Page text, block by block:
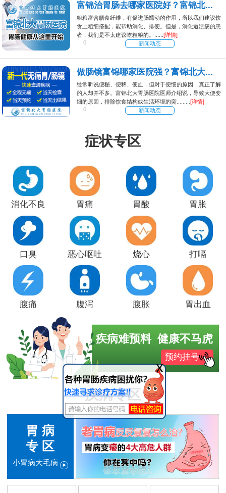
富锦治胃肠去哪家医院好？富锦北...
粗粮富含膳食纤维，有促进肠蠕动的作用，所以我们建议饮
食上粗细搭配，能帮助消化、排便。但是，消化道溃疡的患
者，我们是不太建议吃粗粮的。......[详情]
0
新闻动态
做肠镜富锦哪家医院强？富锦北大...
经常听说便秘、便稀、便血，但对于便细的原因，真正了解
的人却并不多。富锦北大胃肠医院医师介绍说，导致大便变
细的原因，排除饮食结构或生活环境的突.........[详情]
0
新闻动态
症状专区
消化不良 胃痛 胃酸 胃胀
口臭 恶心呕吐 烧心 打嗝
腹痛 腹泻 腹胀 胃出血
疾病难预料 健康不马虎
预约挂号
疾病专区
胃 病
专 区
小胃病大毛病
x